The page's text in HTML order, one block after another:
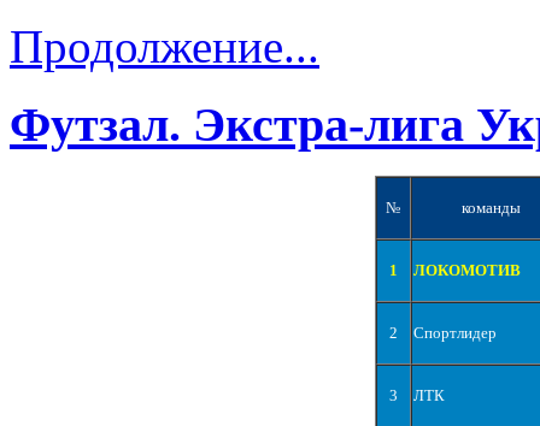
Продолжение...
Футзал. Экстра-лига
№ команды
1 ЛОКОМОТИВ
2 Спортлидер
3 ЛТК